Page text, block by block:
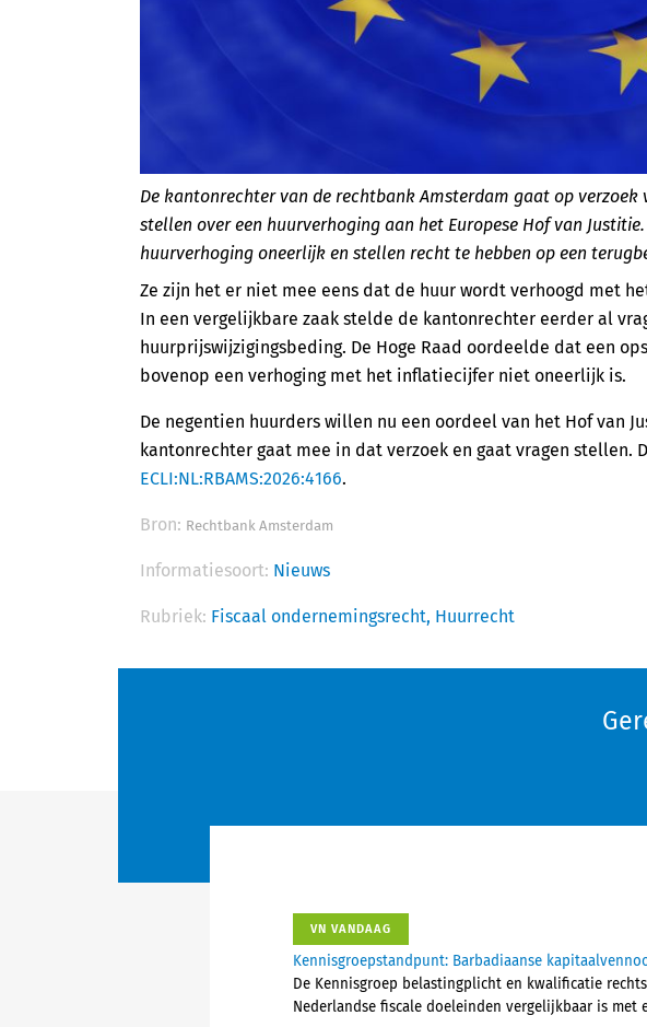
De kantonrechter van de rechtbank Amsterdam gaat op verzoek
stellen over een huurverhoging aan het Europese Hof van
huurverhoging oneerlijk en stellen recht te hebben op een
Ze zijn het er niet mee eens dat de huur wordt verhoogd met
In een vergelijkbare zaak stelde de kantonrechter eerder al
huurprijswijzigingsbeding. De Hoge Raad oordeelde dat een
bovenop een verhoging met het inflatiecijfer niet oneerlijk is.
De negentien huurders willen nu een oordeel van het Hof van
kantonrechter gaat mee in dat verzoek en gaat vragen stellen.
ECLI:NL:RBAMS:2026:4166.
Bron: Rechtbank Amsterdam
Informatiesoort: Nieuws
Rubriek: Fiscaal ondernemingsrecht, Huurrecht
VN VANDAAG
Kennisgroepstandpunt: Barbadiaanse
De Kennisgroep belastingplicht en kwalificatie
Nederlandse fiscale doeleinden vergelijkbaar is met